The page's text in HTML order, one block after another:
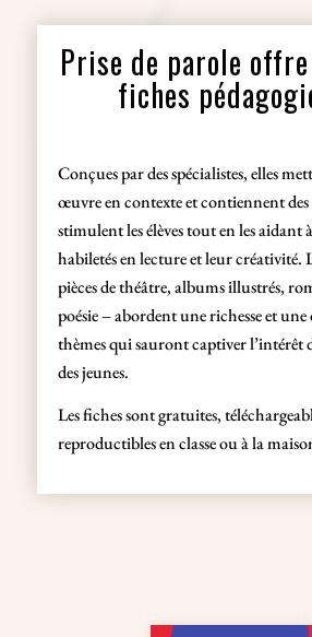
Prise de parole
fiches
Conçues par des spécialistes, elles
œuvre en contexte et contiennent des
stimulent les élèves tout en les aidant
habiletés en lecture et leur créativité.
pièces de théâtre, albums illustrés,
poésie – abordent une richesse et une
thèmes qui sauront captiver l’intérêt
des jeunes.
Les fiches sont gratuites,
reproductibles en classe ou à la